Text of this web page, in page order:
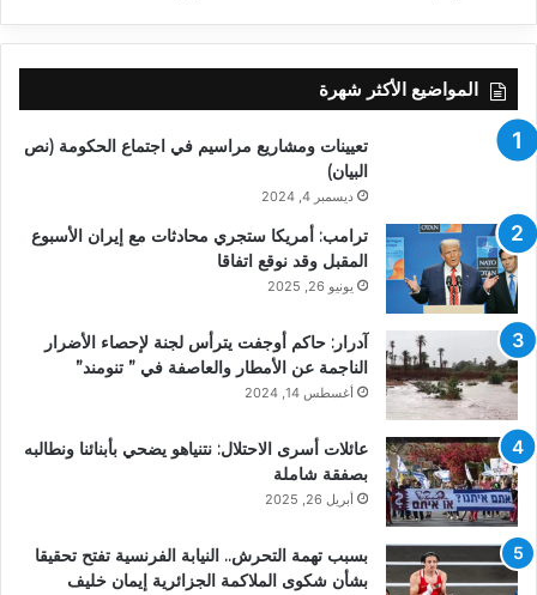
المواضيع الأكثر شهرة
تعيينات ومشاريع مراسيم في اجتماع الحكومة (نص
البيان)
ديسمبر 4, 2024
ترامب: أمريكا ستجري محادثات مع إيران الأسبوع
المقبل وقد نوقع اتفاقا
يونيو 26, 2025
آدرار: حاكم أوجفت يترأس لجنة لإحصاء الأضرار
الناجمة عن الأمطار والعاصفة في ” تنومند”
أغسطس 14, 2024
عائلات أسرى الاحتلال: نتنياهو يضحي بأبنائنا ونطالبه
بصفقة شاملة
أبريل 26, 2025
بسبب تهمة التحرش.. النيابة الفرنسية تفتح تحقيقا
بشأن شكوى الملاكمة الجزائرية إيمان خليف